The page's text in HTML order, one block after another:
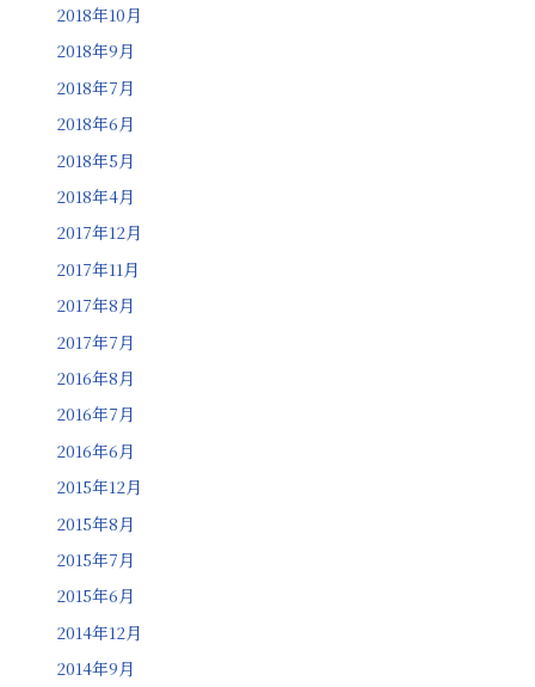
2018年10月
2018年9月
2018年7月
2018年6月
2018年5月
2018年4月
2017年12月
2017年11月
2017年8月
2017年7月
2016年8月
2016年7月
2016年6月
2015年12月
2015年8月
2015年7月
2015年6月
2014年12月
2014年9月